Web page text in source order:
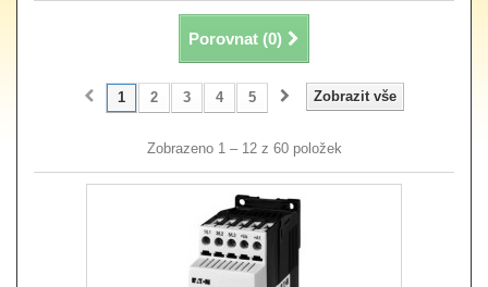
Porovnat (0)
Zobrazit vše
1 2 3 4 5
Zobrazeno 1 – 12 z 60 položek